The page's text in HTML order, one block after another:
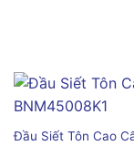
Đầu Siết Tôn Cao